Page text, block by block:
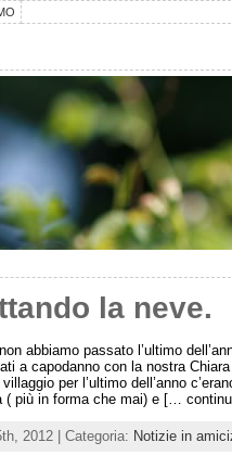
la neve.
abbiamo passato l’ultimo
a capodanno con la nostra
per l’ultimo dell’anno
( più in forma che mai) e […
2012 | Categoria: Notizie in